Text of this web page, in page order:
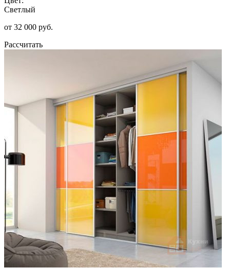
Светлый
от 32 000 руб.
Рассчитать